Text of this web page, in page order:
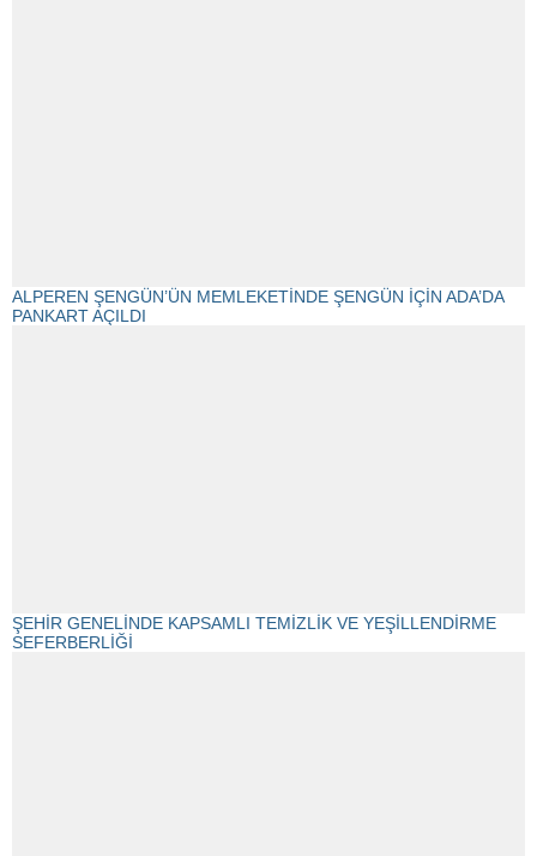
ALPEREN ŞENGÜN’ÜN MEMLEKETİNDE ŞENGÜN İÇİN ADA’DA
PANKART AÇILDI
ŞEHİR GENELİNDE KAPSAMLI TEMİZLİK VE YEŞİLLENDİRME
SEFERBERLİĞİ